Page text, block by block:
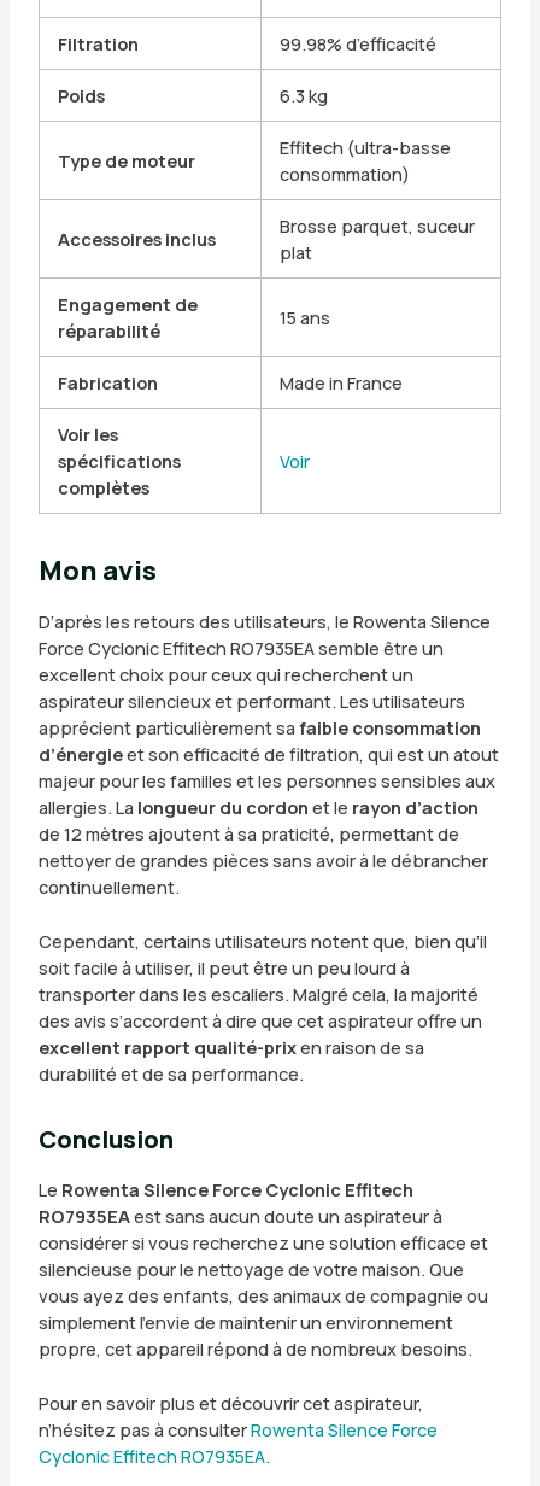
Filtration 99.98% d’efficacité
Poids 6.3 kg
Type de moteur
Effitech (ultra-basse
consommation)
Accessoires inclus
Brosse parquet, suceur
plat
Engagement de
réparabilité
15 ans
Fabrication Made in France
Voir les
spécifications
complètes
Voir
Mon avis
D’après les retours des utilisateurs, le Rowenta Silence
Force Cyclonic Effitech RO7935EA semble être un
excellent choix pour ceux qui recherchent un
aspirateur silencieux et performant. Les utilisateurs
apprécient particulièrement sa faible consommation
d’énergieet son efficacité de filtration, qui est un atout
majeur pour les familles et les personnes sensibles aux
allergies. La longueur du cordon et le rayon d’action
de 12 mètres ajoutent à sa praticité, permettant de
nettoyer de grandes pièces sans avoir à le débrancher
continuellement.
Cependant, certains utilisateurs notent que, bien qu’il
soit facile à utiliser, il peut être un peu lourd à
transporter dans les escaliers. Malgré cela, la majorité
des avis s’accordent à dire que cet aspirateur offre un
excellent rapport qualité-prixen raison de sa
durabilité et de sa performance.
Conclusion
Le Rowenta Silence Force Cyclonic Effitech
RO7935EAest sans aucun doute un aspirateur à
considérer si vous recherchez une solution efficace et
silencieuse pour le nettoyage de votre maison. Que
vous ayez des enfants, des animaux de compagnie ou
simplement l’envie de maintenir un environnement
propre, cet appareil répond à de nombreux besoins.
Pour en savoir plus et découvrir cet aspirateur,
n’hésitez pas à consulterRowenta Silence Force
Cyclonic Effitech RO7935EA.